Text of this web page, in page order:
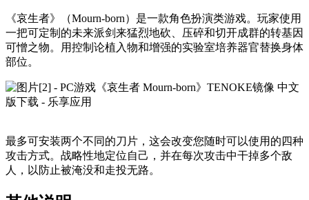
《哀生者》（Mourn-born）是一款角色扮演类游戏。玩家使用
一把可定制的未来派剑来猛烈地砍、压碎和切开成群的转基因
可憎之物。用控制论植入物和增强的实验室培养器官替换身体
部位。
最多可安装两个不同的刀片，这会改变您随时可以使用的四种
攻击方式。战略性地定位自己，并在每次攻击中干掉多个敌
人，以防止被淹没和走投无路。